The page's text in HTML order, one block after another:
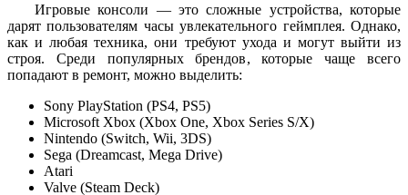
Игровые консоли — это сложные устройства, которые
дарят пользователям часы увлекательного геймплея. Однако,
как и любая техника, они требуют ухода и могут выйти из
строя. Среди популярных брендов, которые чаще всего
попадают в ремонт, можно выделить:
Sony PlayStation (PS4, PS5)
Microsoft Xbox (Xbox One, Xbox Series S/X)
Nintendo (Switch, Wii, 3DS)
Sega (Dreamcast, Mega Drive)
Atari
Valve (Steam Deck)